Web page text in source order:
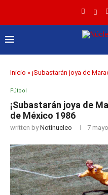
Inicio » ¡Subastarán joya de
Fútbol
¡Subastarán joya de
de México 1986
written byNotinucleo 7